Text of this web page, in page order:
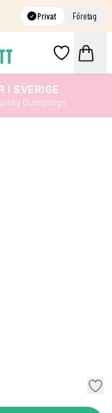
Privat Företag
I SVERIGE
Dumplings